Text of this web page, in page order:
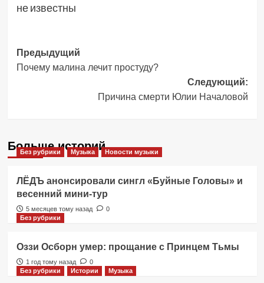
не известны
Навигация
записи
Предыдущий
Почему малина лечит простуду?
Следующий:
Причина смерти Юлии Началовой
Больше историй
Без рубрики Музыка Новости музыки
ЛЁДЪ анонсировали сингл «Буйные Головы» и
весенний мини-тур
5 месяцев тому назад
0
Без рубрики
Оззи Осборн умер: прощание с Принцем Тьмы
1 год тому назад
0
Без рубрики
Истории Музыка